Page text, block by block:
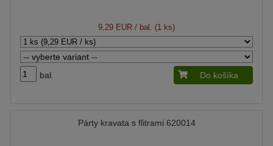
9,29 EUR / bal. (1 ks)
bal. Do košíka
Párty kravata s flitrami 620014